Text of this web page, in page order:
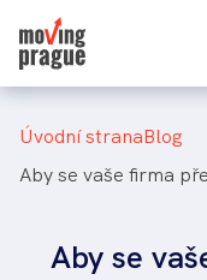
hlavnímu
obsahu
736 625 777
Drobečková
navigace
úvodní strana blog
aby se vaše firma
Aby se